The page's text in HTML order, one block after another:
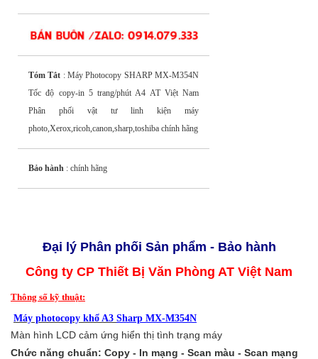
Tóm Tắt : Máy Photocopy SHARP MX-M354N
Tốc độ copy-in 5 trang/phút A4 AT Việt Nam
Phân phối vật tư linh kiện máy
photo,Xerox,ricoh,canon,sharp,toshiba chính hãng
Bảo hành : chính hãng
Đại lý Phân phối Sản phẩm - Bảo hành
Công ty CP Thiết Bị Văn Phòng AT Việt Nam
Thông số kỹ thuật:
Máy photocopy khổ A3 Sharp MX-M354N
Màn hình LCD cảm ứng hiển thị tình trạng máy
Chức năng chuẩn: Copy - In mạng - Scan màu - Scan mạng